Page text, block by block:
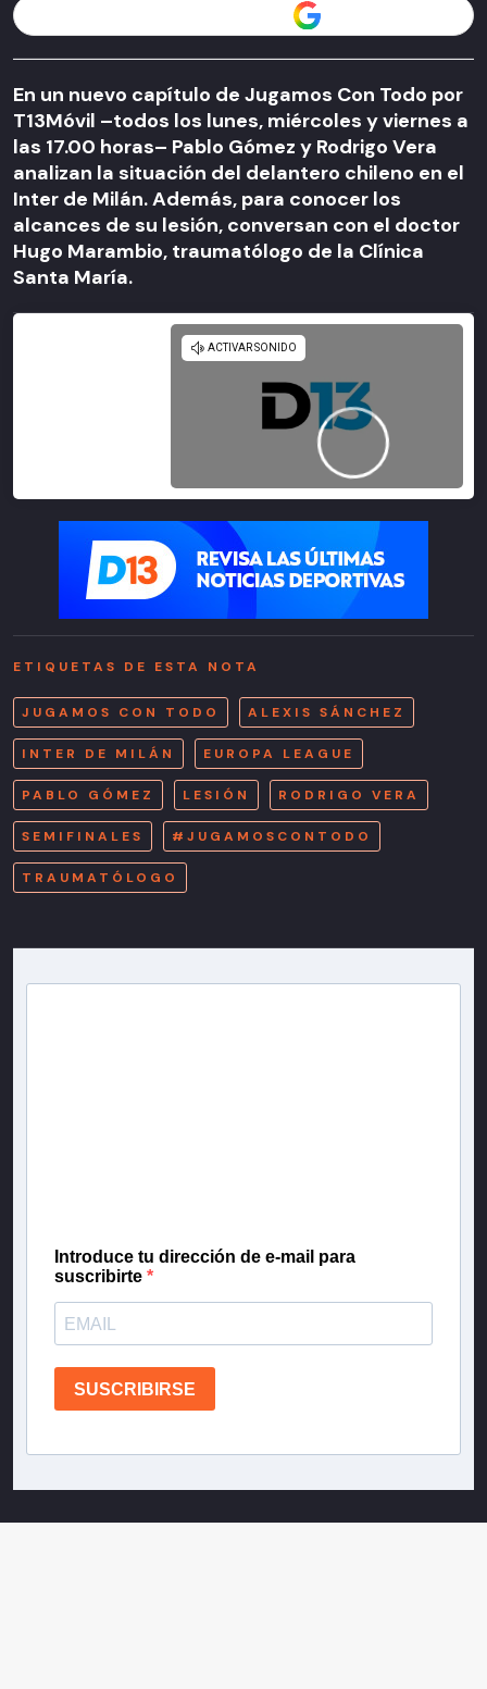
En un nuevo capítulo de Jugamos Con Todo por
T13Móvil –todos los lunes, miércoles y viernes a
las 17.00 horas– Pablo Gómez y Rodrigo Vera
analizan la situación del delantero chileno en el
Inter de Milán. Además, para conocer los
alcances de su lesión, conversan con el doctor
Hugo Marambio, traumatólogo de la Clínica
Santa María.
ETIQUETAS DE ESTA NOTA
JUGAMOS CON TODO ALEXIS SÁNCHEZ
INTER DE MILÁN EUROPA LEAGUE
PABLO GÓMEZ LESIÓN RODRIGO VERA
SEMIFINALES #JUGAMOSCONTODO
TRAUMATÓLOGO
Introduce tu dirección de e-mail para
suscribirte
SUSCRIBIRSE